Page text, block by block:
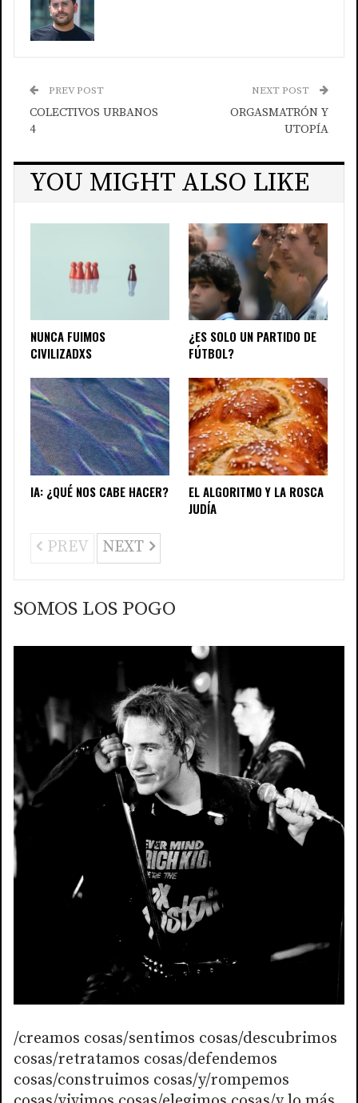
PREV POST
COLECTIVOS URBANOS
4
NEXT POST
ORGASMATRÓN Y
UTOPÍA
YOU MIGHT ALSO LIKE
NUNCA FUIMOS
CIVILIZADXS
¿ES SOLO UN PARTIDO DE
FÚTBOL?
IA: ¿QUÉ NOS CABE HACER?
EL ALGORITMO Y LA ROSCA
JUDÍA
PREV NEXT
SOMOS LOS POGO
/creamos cosas/sentimos cosas/descubrimos
cosas/retratamos cosas/defendemos
cosas/construimos cosas/y/rompemos